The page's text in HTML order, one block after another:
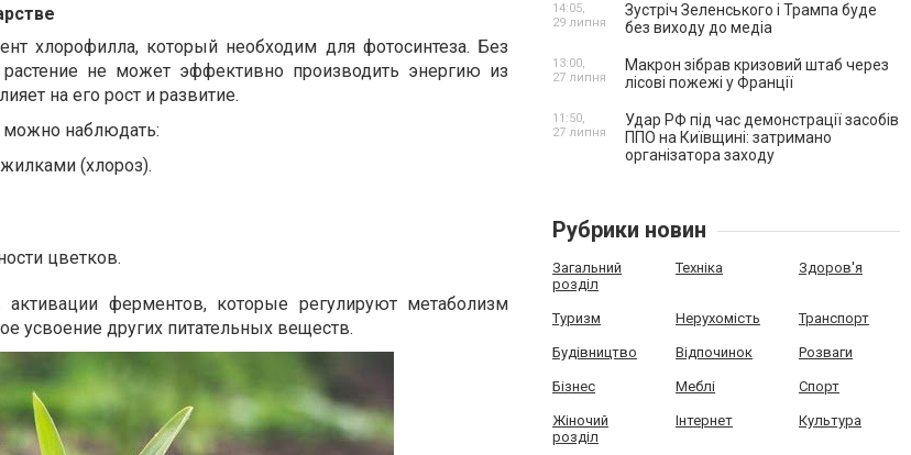
хлорофилла, который необходим для фотосинтеза. Без
растение не может эффективно производить энергию из
на его рост и развитие.
можно наблюдать:
(хлороз).
цветков.
ферментов, которые регулируют метаболизм
усвоение других питательных веществ.
Зустріч Зеленського і Трампа буде
без виходу до медіа
14:05,
29 липня
Макрон зібрав кризовий штаб через
лісові пожежі у Франції
13:00,
27 липня
Удар РФ під час демонстрації засобів
ППО на Київщині: затримано
організатора заходу
11:50,
27 липня
Рубрики новин
Загальний
розділ
Техніка Здоров'я
Туризм Нерухомість Транспорт
Будівництво Відпочинок Розваги
Бізнес Меблі Спорт
Жіночий
розділ
Інтернет Культура